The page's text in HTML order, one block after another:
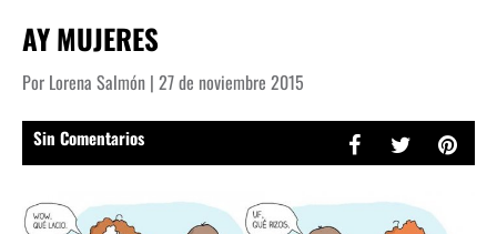
AY MUJERES
Por Lorena Salmón | 27 de noviembre 2015
Sin Comentarios